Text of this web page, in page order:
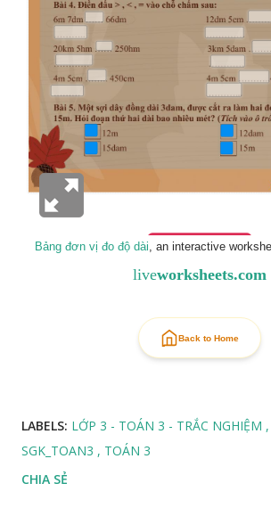
Bảng đơn vị đo độ dài, an interactive
liveworksheets.com
Back to Home
LABELS: LỚP 3 - TOÁN 3 - TRẮC NGHIỆM
SGK_TOAN3
TOÁN 3
CHIA SẺ